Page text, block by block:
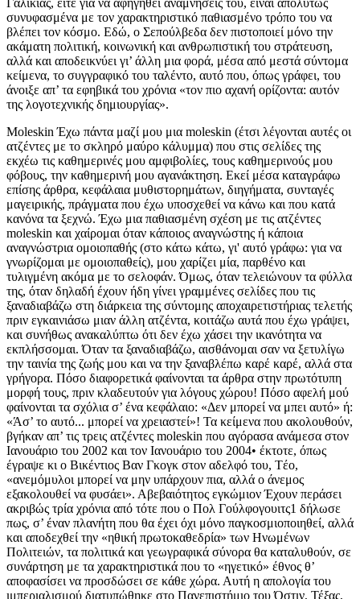
Γαλικίας, είτε για να αφηγηθεί αναμνήσεις του, είναι απολύτως
συνυφασμένα με τον χαρακτηριστικό παθιασμένο τρόπο του να
βλέπει τον κόσμο. Εδώ, ο Σεπούλβεδα δεν πιστοποιεί μόνο την
ακάματη πολιτική, κοινωνική και ανθρωπιστική του στράτευση,
αλλά και αποδεικνύει γι’ άλλη μια φορά, μέσα από μεστά σύντομα
κείμενα, το συγγραφικό του ταλέντο, αυτό που, όπως γράφει, του
άνοιξε απ’ τα εφηβικά του χρόνια «τον πιο αχανή ορίζοντα: αυτόν
της λογοτεχνικής δημιουργίας».
Moleskin Έχω πάντα μαζί μου μια moleskin (έτσι λέγονται αυτές οι ατζέντες με το σκληρό μαύρο κάλυμμα) που στις σελίδες της εκχέω τις καθημερινές μου αμφιβολίες, τους καθημερινούς μου φόβους, την καθημερινή μου αγανάκτηση. Εκεί μέσα καταγράφω επίσης άρθρα, κεφάλαια μυθιστορημάτων, διηγήματα, συνταγές μαγειρικής, πράγματα που έχω υποσχεθεί να κάνω και που κατά κανόνα τα ξεχνώ. Έχω μια παθιασμένη σχέση με τις ατζέντες moleskin και χαίρομαι όταν κάποιος αναγνώστης ή κάποια αναγνώστρια ομοιοπαθής (στο κάτω κάτω, γι' αυτό γράφω: για να γνωρίζομαι με ομοιοπαθείς), μου χαρίζει μία, παρθένο και τυλιγμένη ακόμα με το σελοφάν. Όμως, όταν τελειώνουν τα φύλλα της, όταν δηλαδή έχουν ήδη γίνει γραμμένες σελίδες που τις ξαναδιαβάζω στη διάρκεια της σύντομης αποχαιρετιστήριας τελετής πριν εγκαινιάσω μιαν άλλη ατζέντα, κοιτάζω αυτά που έχω γράψει, και συνήθως ανακαλύπτω ότι δεν έχω χάσει την ικανότητα να εκπλήσσομαι. Όταν τα ξαναδιαβάζω, αισθάνομαι σαν να ξετυλίγω την ταινία της ζωής μου και να την ξαναβλέπω καρέ καρέ, αλλά στα γρήγορα. Πόσο διαφορετικά φαίνονται τα άρθρα στην πρωτότυπη μορφή τους, πριν κλαδευτούν για λόγους χώρου! Πόσο αφελή μού φαίνονται τα σχόλια σ’ ένα κεφάλαιο: «Δεν μπορεί να μπει αυτό» ή: «Άσ’ το αυτό... μπορεί να χρειαστεί»! Τα κείμενα που ακολουθούν, βγήκαν απ’ τις τρεις ατζέντες moleskin που αγόρασα ανάμεσα στον Ιανουάριο του 2002 και τον Ιανουάριο του 2004• έκτοτε, όπως έγραψε κι ο Βικέντιος Βαν Γκογκ στον αδελφό του, Tέο, «ανεμόμυλοι μπορεί να μην υπάρχουν πια, αλλά ο άνεμος εξακολουθεί να φυσάει». Αβεβαιότητος εγκώμιον Έχουν περάσει ακριβώς τρία χρόνια από τότε που ο Πολ Γούλφογουιτς1 δήλωσε πως, σ’ έναν πλανήτη που θα έχει όχι μόνο παγκοσμιοποιηθεί, αλλά και αποδεχθεί την «ηθική πρωτοκαθεδρία» των Ηνωμένων Πολιτειών, τα πολιτικά και γεωγραφικά σύνορα θα καταλυθούν, σε συνάρτηση με τα χαρακτηριστικά που το «ηγετικό» έθνος θ’ αποφασίσει να προσδώσει σε κάθε χώρα. Αυτή η απολογία του ιμπεριαλισμού διατυπώθηκε στο Πανεπιστήμιο του Όστιν, Τέξας, λίγα μίλια μακριά απ’ την ήπειρο που εκτείνεται νοτίως του Ρίο Γκράντε, λίγα μίλια μακριά απ’ τις αχανείς εκτάσεις που φτάνουν ώς τη νοτιότερη εσχατιά της Γης, λίγα μίλια μακριά από τον μεγαλύτερο πνεύμονα πρασίνου στον πλανήτη, τις απέραντες πάμπες, την ανεξερεύνητη Παταγωνία, τα βρυχώμενα ηφαίστεια που αφηγούνται τη νεότητα αυτής της αβέβαιης πατρίδας: της Λατινικής Αμερικής. Όταν τελείωσε η συνέντευξη Τύπου τού Γούλφογουιτς, ένας δημοσιογράφος από την Ονδούρα ρώτησε τους φοιτητές αν ήξεραν πού βρίσκεται η Λατινική Αμερική. Ένας απάντησε στο Νέο Μεξικό, ένας άλλος πως ήταν μια ισπανική επαρχία — κι αυτό είναι κάτι για το οποίο συχνά αναρωτιέμαι κι εγώ. Υπάρχουν χιλιάδες ιστορικές θεωρίες σε σχέση με το γιατί όσοι ζουν νότια του Ρίο Γκράντε επιμένουν να αυτοαποκαλούνται Λατινοαμερικανοί, αλλά εγώ κρατάω μία, προσωπική μου, που έχει να κάνει με την αντίσταση στους σφετεριστές, γιατί από μας, τους Λατινοαμερικανούς, μας έχουν κλέψει ακόμα και το όνομα της γης που πατάμε. Ο μεγαλοφυής καταδότης του μακαρθισμού Eλία Καζάν γύρισε μιαν αριστουργηματική ταινία με θέμα τους μετανάστες για τους οποίους το Aμέρικα Aμέρικα (έτσι, εις διπλούν) ήταν το τσιμεντένιο βάθρο του Αγάλματος της Ελευθερίας. Και η ιταλίδα γιαγιά μου έφυγε από το Λιβόρνο για την «Αμέρικα», χωρίς να ξέρει τις γεωγραφικές συντεταγμένες αυτής της λέξης που δεν ήταν παρά ένα συνώνυμο του ψωμιού, της στέγης και της ελπίδας. Όταν βρέθηκαν στ’ ανοιχτά, λίγες μέρες πριν φτάσουν στον προορισμό τους, ο καπετάνιος ανακοίνωσε στους επιβάτες ότι το καράβι δε θα ’πιανε στην «Αμέρικα», αλλά στην Αργεντινή. Νομίζω ότι δεν είναι διόλου σωστό, όλοι όσοι ζουν νοτίως του Ρίο Γκράντε να ισχυρίζονται πως είναι Λατινοαμερικανοί. Ο λατινισμός, στον οποίο πρέπει να συμπεριλάβουμε τα μεγάλα ιδεώδη του Διαφωτισμού και της Γαλλικής Επανάστασης, δεν ωφέλησε τους γηγενείς, τους κυρίους της ηπείρου• στη χειρότερη περίπτωση, ή δεν έφτασε ποτέ σ’ αυτούς ή χρησιμοποιήθηκε για να νομιμοποιηθεί η κλοπή της γης και της περιουσίας τους. Οι μεγάλοι πόλεμοι της ανεξαρτησίας εκφυλίστηκαν σε συρράξεις ανάμεσα σε κρεολούς τοπάρχες• οι συνταγματικοί χάρτες μας, που όλοι τους εμφορούνται από μεγάλες ιδέες περί δικαιοσύνης, εξυπηρέτησαν μόνο αυτούς που τους είχαν συντάξει• οι νεόκοπες παραδόσεις μας αγνοούν αυτούς που προϋπήρχαν των Λατίνων, και τους περιορίζουν στα στενά πλαίσια του εξωτικού. Πού είναι η Λατινική Αμερική; Μη ψάχνετε στους σχολικούς χάρτες, αλλά στην αθέατη περιοχή των μεγάλων λησμονημένων που, εκτός απ’ τα ισπανικά και τα πορτογαλικά, μιλούν άλλες χίλιες γλώσσες. Η Ιστορία μας είναι μια καθαρή και εγελιανή αντίφαση που περιέπλεξε ακόμα περισσότερο την ύπαρξή μας και έφερε στο φως την αναμφισβήτητη πάλη των τάξεων, ακόμα και τάξεων που δεν ήθελαν να παλέψουν γιατί ένιωθαν στο περιθώριο των αντιμέτωπων συμφερόντων. Αυτό το γεγονός δημιούργησε τότε την αβεβαιότητα, την ίδια αβεβαιότητα που αισθάνθηκαν όσοι συνόδευαν τον Μπολίβαρ όταν αυτός, στα πρόθυρα της διπλής εξορίας του θανάτου, ανέκραξε: «Δε θα ’μαστε ποτέ ευτυχισμένοι». Πού είναι η Λατινική Αμερική; Μη ψάχνετε στην υδρόγειο σφαίρα, αλλά στη σφαίρα της αβεβαιότητας. Το μόνο που γνωρίζουμε ασφαλώς, είναι ότι οι Ισπανοί, οι Πορτογάλοι, οι Γάλλοι, οι Πολωνοί, οι Ρώσοι, οι εβραίοι, οι άραβες, οι Γερμανοί, οι Ιταλοί, οι Κινέζοι, οι Άγγλοι κι ό,τι άλλη εθνικότητα θέλετε, πάτησαν εδώ στεριά μα δεν είδαν την άλλη, αυτήν που παρατηρούσε τον ερχομό τους, την άφιξη της αβεβαιότητας. Αυτή η άλλη στεριά βροντοφώναζε πως υπήρχε χώρος για τους πάντες, αλλά δεν μπορούσε να προβλέψει πως αυτοί οι «πάντες» εποφθαλμιούσαν τον δικό της χώρο. Το δίχως άλλο, αυτός που έφτασε κι αυτός που ήταν εκεί, εξελίχθηκαν στον ίδιο πάνω-κάτω βαθμό (και οι δύο ήξεραν ότι ζωή δε σημαίνει τίποτ’ άλλο απ’ το να βρίσκεις να τρως και να προσέχεις να μη σε φάνε), αλλά, επειδή διέφεραν οι δεοντολογικοί τους κώδικες, η ζωή μετατράπηκε σ’ έναν ατέρμονα αγώνα ανάμεσα σ’ αυτούς που ήθελαν να φάνε, κι αυτούς που φυλάγονταν μη φαγωθούν. Μιμητισμός είναι η τέχνη του εξαφανίζεσθαι, του να βλέπεις αλλά να μη σε βλέπουν. Αποσηματισμός είναι το θεατρικό εφέ χάρη στο οποίο σε βλέπουν αλλά εσύ δε βλέπεις τίποτα. Αυτά είναι τα δύο βασικά συστατικά της αβεβαιότητάς μας. Η ιστορία της Λατινικής Αμερικής μαστίζεται από αβεβαιότητα, και οι καταστατικοί χάρτες μας απέδειξαν πως κάλλιστα μπορείς να διατυπώσεις σ’ ένα χαρτί την ευγενέστερη ιδέα, ακόμα και την απεχθέστερη, ακόμα και τις δύο ταυτοχρόνως. Έτσι, ο αγώνας μας υπήρξε μια διαρκής αντιμαχία με την αβεβαιότητα, η αναζήτηση ενός φυσικού χώρου, η πραγμάτωση της ιδέας τής λατινοαμερικανικής κοιτίδας, πατρίδας, εστίας. Πού είναι η Λατινική Αμερική; Είναι σ’ αυτούς που αναζητούν στοιχειώδεις βεβαιότητες• είναι, π.χ., στις χίλιες μέρες που κυβέρνησε ο Σαλβαδόρ Αγιέντε και που, πέρα από τις οικονομικές ή καθαρώς στατιστικές αναλύσεις γύρω από το τι έγινε ή δεν έγινε, σήμαναν για την ήπειρο μια εξέγερση κατά της αβεβαιότητας, μια εξέγερση νέας κοπής, που ξεφορτώθηκε στερεότυπα όπως το χρέος να κρατήσουμε άθικτο το εκμαγείο της επανάστασης ή της χειραφέτησης, αλλά και, αντίθετα, πυροδότησε ενέργειες που κατέτειναν προς την πάση θυσία διατήρηση του εκμαγείου, μάλλον ως σημείου αναφοράς παρά ως σήματος κατατεθέντος του χιλιανού επαναστατικού προτύπου, ενώ εμείς αναπτύσσαμε (επιτέλους!) μια δική μας πολιτική και κοινωνική ταυτότητα, που θα μας επέτρεπε ν’ αντιμετωπίσουμε αποτελεσματικότερα την αβεβαιότητα. Στη διάρκεια αυτών των χιλίων ημερών του συλλογικού ονείρου, ανακαλύψαμε τον άλλον, αυτόν που ήταν εδώ πριν από μας, τους Λατινοαμερικανούς, κι επιστρέψαμε στους μαπούτσε2 ένα μέρος από την κλεμμένη γη τους. Πού είναι η Λατινική Αμερική; Μη την ψάχνετε στα λόγια των ψευδο-προφητών, αλλά στη μνήμη όσων αγωνίστηκαν για τις πιο απλές αλήθειες κι επιφορτίστηκαν τα πιο επαχθή καθήκοντα. Η αληθινή, μελετημένη, συναινετική Ιστορία μας δεν έχει γραφτεί ακόμα. Αυτή που μας την παρουσιάζουν ως επίσημη Ιστορία, δεν είναι παρά μια σειρά ηθικά διδάγματα για να συντηρείται η αβεβαιότητα. Βάσει ποιας μεθόδου, ποιας φιλοσοφικής κατηγορίας, μπορεί να δοθεί μια εξήγηση για την εξέγερση των ιθαγενών του Τσιάπας;3 Δεν εξεγέρθηκαν για να καταλάβουν την εξουσία, αλλά για να πουν: ΥΠΑΡΧΟΥΜΕ, για να τους δουν. Η Λατινική Αμερική κείται, βεβαίως, νοτίως του Ρίο Γκράντε, αλλά και στα θλιμμένα μάτια της Ριγκομπέρτα Μεντσού4 — θλιμμένα, γιατί είδαν πως η ιδέα της για μια Λατινική Αμερική όπου οι άλλοι, οι απόγονοι των Nowhere, υπάρχουν επίσης και είναι ορατοί, θυσιάστηκε εν ονόματι της αποκρουστικής πεποίθησης πως μια άλλη Λατινική Αμερική, ηγούμενη από τους φονιάδες των λαών της, είναι πιο αποδοτική, ακριβώς γιατί συντηρεί την αβεβαιότητα. Η Λατινική Αμερική είναι στη Βραζιλία και στη θαρραλέα ελπίδα πως μπορεί να νικηθεί η πείνα, η απλή και τρομερή πείνα που σου κολλάει τα έντερα στην πλάτη, που σε αδρανοποιεί, που σ’ εμποδίζει να σκεφτείς εναλλακτικές λύσεις στην αβεβαιότητα. Ο δρόμος που άνοιξε ο Λούλα,5 είναι κάτι παραπάνω από ένα πολιτικό σχέδιο που καθορίζεται πάντα από τη μεταβατικότητα της εξουσίας όταν αυτή είναι νόμιμη• είναι μια μορφή ρήξης με την κουλτούρα της αντίστασης που ανέκαθεν αναζητούσε συμμαχίες με το υγιέστερο κομμάτι αυτής της άλλης Λατινικής Αμερικής, αυτής η οποία ωφελείται απ’ την αβεβαιότητα. Ο δρόμος που άνοιξε ο Λούλα, περνάει απ’ την αντίσταση στην προσδοκία, η δημιουργική τόλμη ορίζει και κατευθύνει τη δράση, και εδώ, μάλιστα: εδώ είναι η Λατινική Αμερική. Η Λατινική Αμερική δεν είναι στις κτηματικές συναλλαγές, ούτε στα σχέδια παράδοσης της Παταγωνίας στις ΗΠΑ με αντάλλαγμα την παραγραφή του εξωτερικού χρέους της Αργεντινής• είναι στην υπεύθυνη τόλμη ανδρών όπως ο συγγραφέας Μιγκέλ Μπονάσο,6 που εξελέγη στο αργεντινό κοινοβούλιο για να θεσμοθετήσει βασιμότητες που θα εξοβελίσουν την αβεβαιότητα. Πού είναι η Λατινική Αμερική; Παντού και πουθενά: παντού, για όσους θέλουν να τη βλέπουν και να τους βλέπουν ως άτομα με αλληλεγγύη και σεβασμό απέναντι σε μια ήπειρο που δεν της δόθηκε ο αναγκαίος χρόνος για να υπερβεί τις αντιφάσεις της, αλλά ούτε και η ειρήνη, νοούμενη όχι μόνο